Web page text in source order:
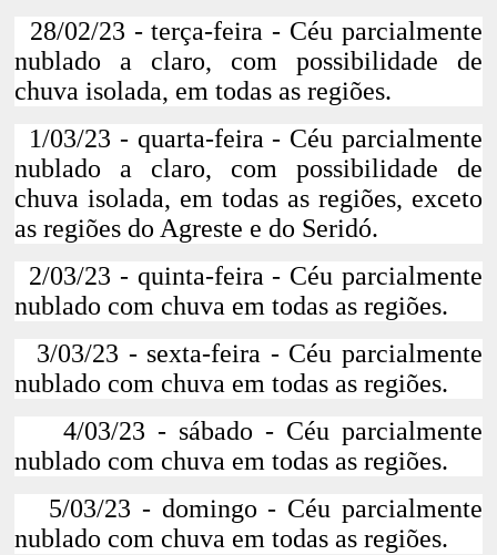
28/02/23 - terça-feira - Céu parcialmente
nublado a claro, com possibilidade de
chuva isolada, em todas as regiões.
1/03/23 - quarta-feira - Céu parcialmente
nublado a claro, com possibilidade de
chuva isolada, em todas as regiões, exceto
as regiões do Agreste e do Seridó.
2/03/23 - quinta-feira - Céu parcialmente
nublado com chuva em todas as regiões.
3/03/23 - sexta-feira - Céu parcialmente
nublado com chuva em todas as regiões.
4/03/23 - sábado - Céu parcialmente
nublado com chuva em todas as regiões.
5/03/23 - domingo - Céu parcialmente
nublado com chuva em todas as regiões.